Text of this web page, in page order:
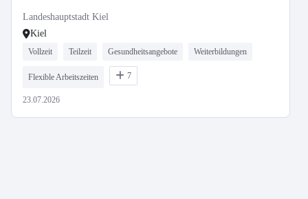
Landeshauptstadt Kiel
Kiel
Vollzeit Teilzeit Gesundheitsangebote Weiterbildungen
Flexible Arbeitszeiten 7
23.07.2026